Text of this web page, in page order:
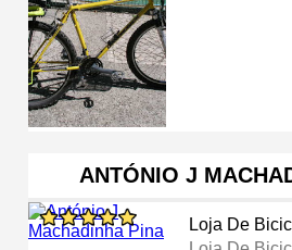
ANTÓNIO J
Loja De